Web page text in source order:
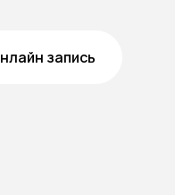
запись